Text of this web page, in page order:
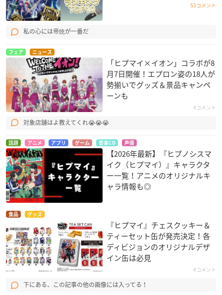
53コメント
私の心には帝统が一番だ
フェア ニュース
「ヒプマイ×イオン」コラボが8
月7日開催！エプロン姿の18人が
勢揃いでグッズ＆景品キャンペ
ーンも
4コメント
対象店舗はよ教えてくれ😭😭😭
話題 アニメ アプリ ゲーム 音楽CD 声優
【2026年最新】『ヒプノシスマ
イク（ヒプマイ）』キャラクタ
ー一覧！アニメのオリジナルキ
ャラ情報も◎
食品 グッズ
『ヒプマイ』チェスクッキー＆
ティーセット缶が発売決定！各
ディビジョンのオリジナルデザ
イン缶は必見
4コメント
下にある、この記事の他の画像には入ってる！